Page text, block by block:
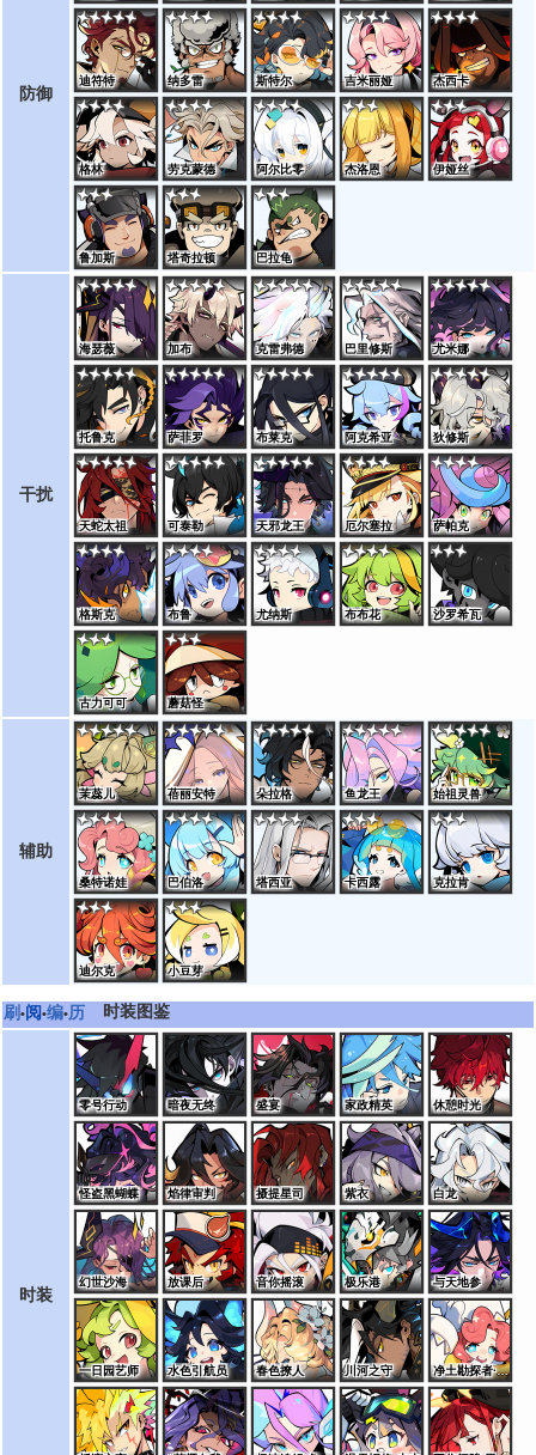
防御
迪符特 纳多雷 斯特尔 吉米丽娅 杰西卡
格林 劳克蒙德 阿尔比零 杰洛恩 伊娅丝
鲁加斯 塔奇拉顿 巴拉龟
干扰
海瑟薇 加布 克雷弗德 巴里修斯 尤米娜
托鲁克 萨菲罗 布莱克 阿克希亚 狄修斯
天蛇太祖 可泰勒 天邪龙王 厄尔塞拉 萨帕克
格斯克 布鲁 尤纳斯 布布花 沙罗希瓦
古力可可 蘑菇怪
辅助
茉蕊儿 蓓丽安特 朵拉格 鱼龙王 始祖灵兽
桑特诺娃 巴伯洛 塔西亚 卡西露 克拉肯
迪尔克 小豆芽
刷•阅•编•历 时装图鉴
时装
零号行动 暗夜无终 盛宴 家政精英 休憩时光
怪盗黑蝴蝶 焰律审判 摄提星司 紫衣 白龙
幻世沙海 放课后 音你摇滚 极乐港 与天地参
一日园艺师 水色引航员 春色撩人 川河之守 净土勘探者·桑特诺娃